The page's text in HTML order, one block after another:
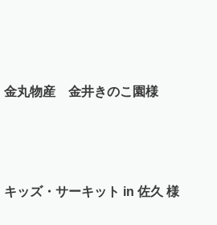
金丸物産 金井きのこ園様
キッズ・サーキット in 佐久 様